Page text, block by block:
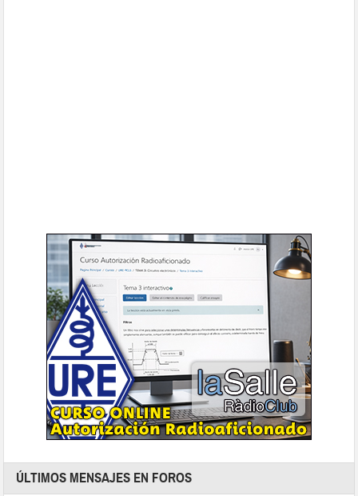
ÚLTIMOS MENSAJES EN FOROS